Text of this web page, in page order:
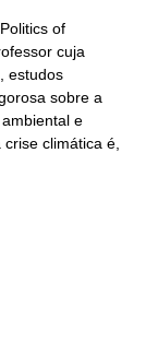
of
cuja
estudos
sobre a
e
climática é,